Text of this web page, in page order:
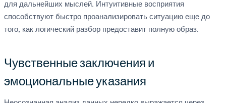
для дальнейших мыслей. Интуитивные восприятия
способствуют быстро проанализировать ситуацию еще до
того, как логический разбор предоставит полную образ.
Чувственные заключения и
эмоциональные указания